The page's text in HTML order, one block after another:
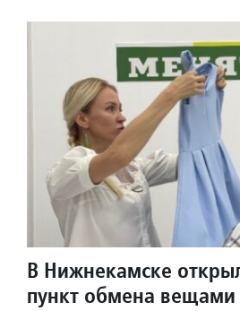
В Нижнекамске
пункт обмена вещами